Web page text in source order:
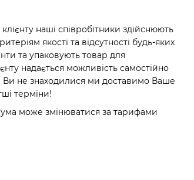
наші співробітники здійснюють
якості та відсутності будь-яких
та упаковують товар для
надається можливість самостійно
Ви не знаходилися ми доставимо Ваше
терміни!
може змінюватися за тарифами